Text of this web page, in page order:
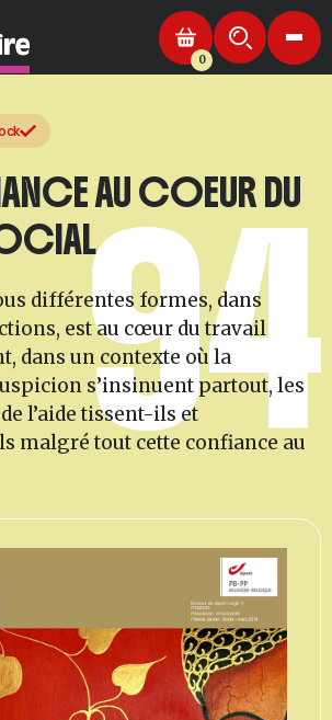
0
AU COEUR DU
différentes formes, dans
est au cœur du travail
dans un contexte où la
s’insinuent partout, les
l’aide tissent-ils et
malgré tout cette confiance au
94